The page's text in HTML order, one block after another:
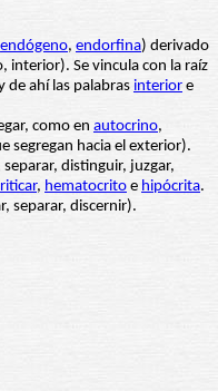
endógeno, endorfina) derivado
interior). Se vincula con la raíz
de ahí las palabras interior e
como en autocrino,
segregan hacia el exterior).
separar, distinguir, juzgar,
, hematocrito e hipócrita.
separar, discernir).